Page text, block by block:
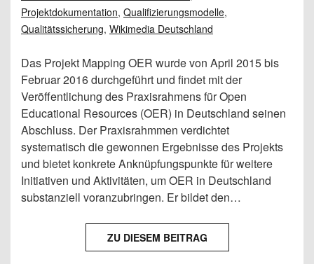
Projektdokumentation, Qualifizierungsmodelle,
Qualitätssicherung, Wikimedia Deutschland
Das Projekt Mapping OER wurde von April 2015 bis
Februar 2016 durchgeführt und findet mit der
Veröffentlichung des Praxisrahmens für Open
Educational Resources (OER) in Deutschland seinen
Abschluss. Der Praxisrahmmen verdichtet
systematisch die gewonnen Ergebnisse des Projekts
und bietet konkrete Anknüpfungspunkte für weitere
Initiativen und Aktivitäten, um OER in Deutschland
substanziell voranzubringen. Er bildet den…
ZU DIESEM BEITRAG